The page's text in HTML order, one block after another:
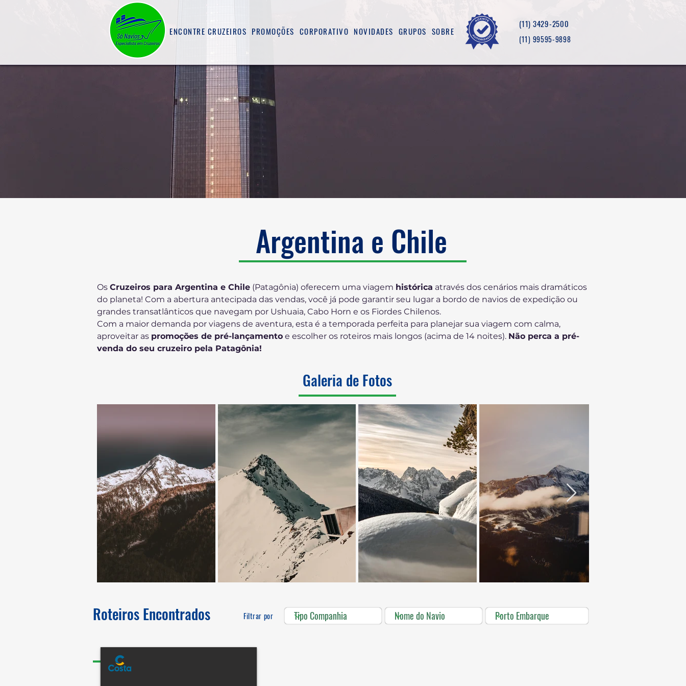
ENCONTRE CRUZEIROS PROMOÇÕES CORPORATIVO NOVIDADES GRUPOS SOBRE
(11) 3429-2500
(11) 99595-9898
Argentina e Chile
Os Cruzeiros para Argentina e Chile (Patagônia) oferecem uma viagem histórica através dos cenários mais dramáticos
do planeta! Com a abertura antecipada das vendas, você já pode garantir seu lugar a bordo de navios de expedição ou
grandes transatlânticos que navegam por Ushuaia, Cabo Horn e os Fiordes Chilenos.
Com a maior demanda por viagens de aventura, esta é a temporada perfeita para planejar sua viagem com calma,
aproveitar as promoções de pré-lançamento e escolher os roteiros mais longos (acima de 14 noites). Não perca a pré-
venda do seu cruzeiro pela Patagônia!
Galeria de Fotos
Roteiros Encontrados Filtrar por